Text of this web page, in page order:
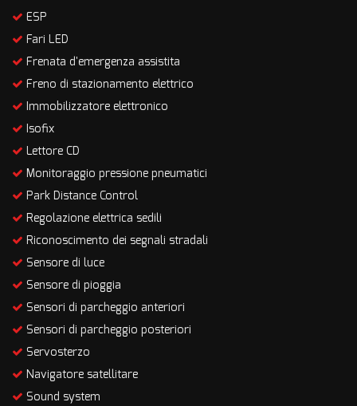
ESP
Fari LED
Frenata d'emergenza assistita
Freno di stazionamento elettrico
Immobilizzatore elettronico
Isofix
Lettore CD
Monitoraggio pressione pneumatici
Park Distance Control
Regolazione elettrica sedili
Riconoscimento dei segnali stradali
Sensore di luce
Sensore di pioggia
Sensori di parcheggio anteriori
Sensori di parcheggio posteriori
Servosterzo
Navigatore satellitare
Sound system